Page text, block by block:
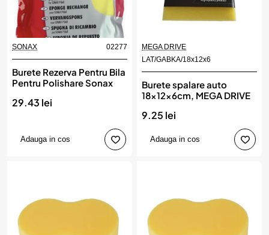
SONAX 02277
Burete Rezerva Pentru Bila
Pentru Polishare Sonax
29.43 lei
Adauga in cos
MEGA DRIVE
LAT/GABKA/18x12x6
Burete spalare auto
18x12x6cm, MEGA DRIVE
9.25 lei
Adauga in cos